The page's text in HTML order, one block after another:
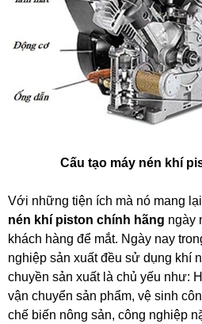
Cấu tạo máy nén khí
Với những tiện ích mà nó mang
nén khí piston chính hãng ngày
khách hàng để mắt. Ngày nay
nghiệp sản xuất đều sử dụng khí
chuyền sản xuất là chủ yếu như:
vận chuyển sản phẩm, vệ sinh
chế biến nông sản, công nghiệp